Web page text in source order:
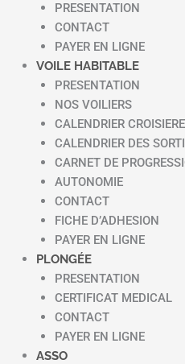
PRESENTATION
CONTACT
PAYER EN LIGNE
VOILE HABITABLE
PRESENTATION
NOS VOILIERS
CALENDRIER
CALENDRIER DES
CARNET DE
AUTONOMIE
CONTACT
FICHE D’ADHESION
PAYER EN LIGNE
PLONGÉE
PRESENTATION
CERTIFICAT MEDICAL
CONTACT
PAYER EN LIGNE
ASSO